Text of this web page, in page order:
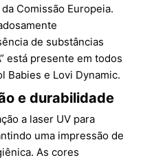
Comissão Europeia.
de substâncias
está presente em todos
Babies e Lovi Dynamic.
e durabilidade
a laser UV para
uma impressão de
As cores